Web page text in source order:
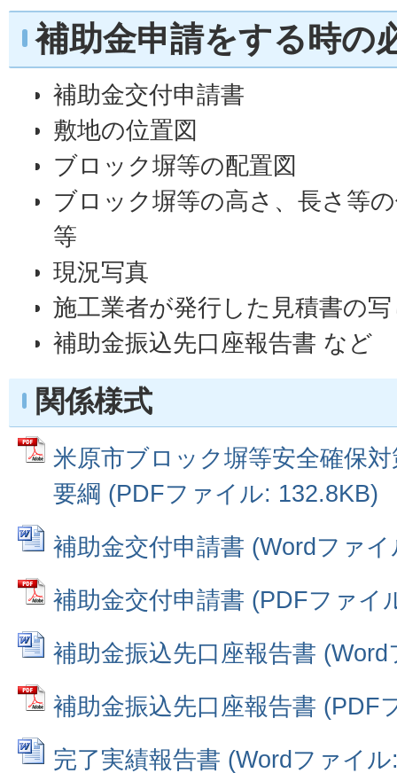
補助金申請をする時の
補助金交付申請書
敷地の位置図
ブロック塀等の配置図
ブロック塀等の高さ、長さ等
等
現況写真
施工業者が発行した見積書の
補助金振込先口座報告書 など
関係様式
米原市ブロック塀等安全確保
要綱 (PDFファイル: 132.8KB)
補助金交付申請書 (Wordファ
補助金交付申請書 (PDFファイ
補助金振込先口座報告書
補助金振込先口座報告書 (PDF
完了実績報告書 (Wordファイ